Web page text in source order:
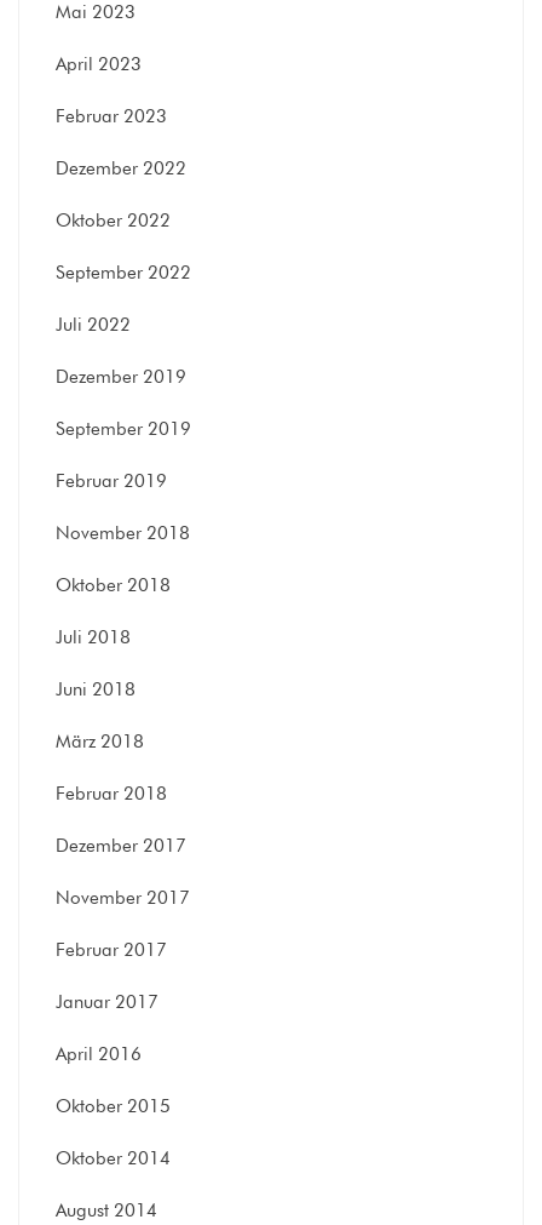
Mai 2023
April 2023
Februar 2023
Dezember 2022
Oktober 2022
September 2022
Juli 2022
Dezember 2019
September 2019
Februar 2019
November 2018
Oktober 2018
Juli 2018
Juni 2018
März 2018
Februar 2018
Dezember 2017
November 2017
Februar 2017
Januar 2017
April 2016
Oktober 2015
Oktober 2014
August 2014